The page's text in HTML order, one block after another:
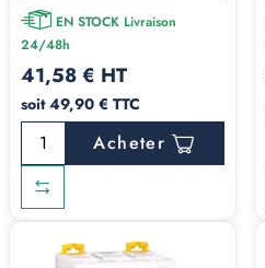
EN STOCK Livraison
24/48h
41,58 € HT
soit 49,90 € TTC
Acheter